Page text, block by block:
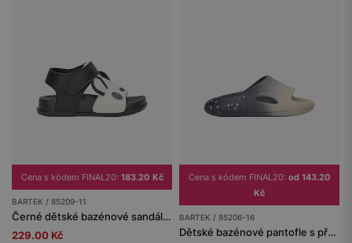
Cena s kódem FINAL20: 183.20 Kč
BARTEK / 85209-11
Černé dětské bazénové sandály panda BARTEK 85209-11
229.00 Kč
Cena s kódem FINAL20: od 143.20
Kč
BARTEK / 85206-16
Dětské bazénové pantofle s přechodem barev námořnická modrá-béžová BARTEK 85206-16